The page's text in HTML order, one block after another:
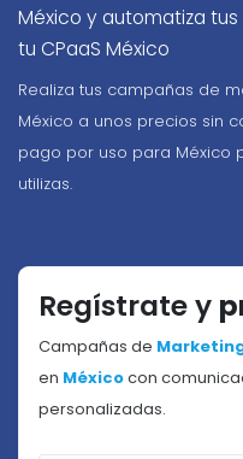
México y automatiza
tu CPaaS México
Realiza tus campañas de
México a unos precios sin
pago por uso para México
utilizas.
Regístrate y
Campañas de
en Méxicocon
personalizadas.